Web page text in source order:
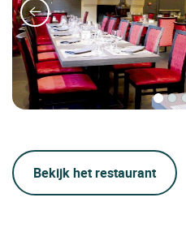
Bekijk het restaurant